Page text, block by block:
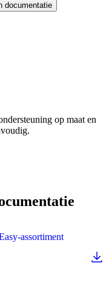
documentatie
op maat en
assortiment